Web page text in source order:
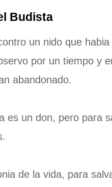
Budista
un nido que
por un tiempo y
abandonado.
es un don, pero para
de la vida, para